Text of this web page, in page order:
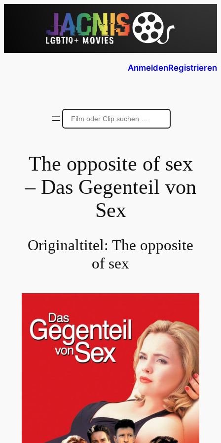
AnmeldenRegistrieren
The opposite of sex
– Das Gegenteil von
Sex
Originaltitel: The opposite
of sex